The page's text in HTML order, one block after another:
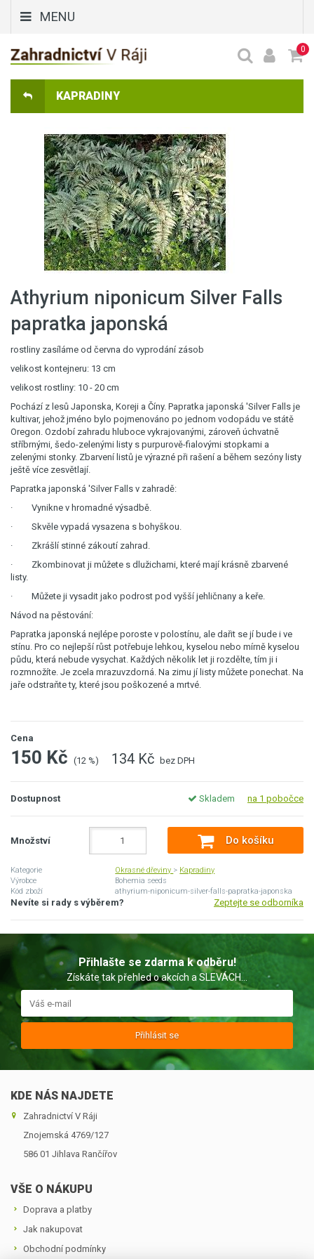
MENU
0
KAPRADINY
Athyrium niponicum Silver Falls
papratka japonská
rostliny zasíláme od června do vyprodání zásob
velikost kontejneru: 13 cm
velikost rostliny: 10 - 20 cm
Pochází z lesů Japonska, Koreji a Číny. Papratka japonská 'Silver Falls je
kultivar, jehož jméno bylo pojmenováno po jednom vodopádu ve státě
Oregon. Ozdobí zahradu hluboce vykrajovanými, zároveň úchvatně
stříbrnými, šedo-zelenými listy s purpurově-fialovými stopkami a
zelenými stonky. Zbarvení listů je výrazné při rašení a během sezóny listy
ještě více zesvětlají.
Papratka japonská 'Silver Falls v zahradě:
· Vynikne v hromadné výsadbě.
· Skvěle vypadá vysazena s bohyškou.
· Zkrášlí stinné zákoutí zahrad.
· Zkombinovat ji můžete s dlužichami, které mají krásně zbarvené
listy.
· Můžete ji vysadit jako podrost pod vyšší jehličnany a keře.
Návod na pěstování:
Papratka japonská nejlépe poroste v polostínu, ale dařit se jí bude i ve
stínu. Pro co nejlepší růst potřebuje lehkou, kyselou nebo mírně kyselou
půdu, která nebude vysychat. Každých několik let ji rozdělte, tím ji i
rozmnožíte. Je zcela mrazuvzdorná. Na zimu jí listy můžete ponechat. Na
jaře odstraňte ty, které jsou poškozené a mrtvé.
Cena
150 Kč (12 %) 134 Kč bez DPH
Dostupnost Skladem na 1 pobočce
Množství Do košíku
Kategorie Okrasné dřeviny > Kapradiny
Výrobce
Bohemia seeds
Kód zboží
athyrium-niponicum-silver-falls-papratka-japonska
Nevíte si rady s výběrem? Zeptejte se odborníka
Přihlašte se zdarma k odběru!
Získáte tak přehled o akcích a SLEVÁCH...
Přihlásit se
KDE NÁS NAJDETE
Zahradnictví V Ráji
Znojemská 4769/127
586 01 Jihlava ­Rančířov
VŠE O NÁKUPU
Doprava a platby
Jak nakupovat
Obchodní podmínky